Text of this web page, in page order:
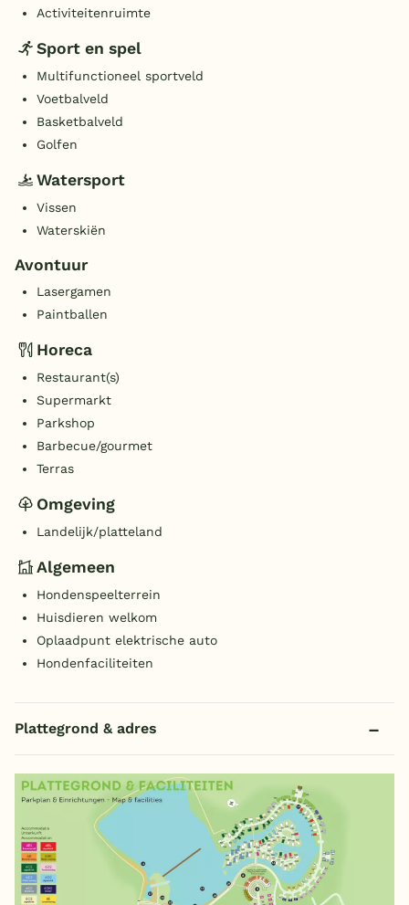
Activiteitenruimte
Sport en spel
Multifunctioneel sportveld
Voetbalveld
Basketbalveld
Golfen
Watersport
Vissen
Waterskiën
Avontuur
Lasergamen
Paintballen
Horeca
Restaurant(s)
Supermarkt
Parkshop
Barbecue/gourmet
Terras
Omgeving
Landelijk/platteland
Algemeen
Hondenspeelterrein
Huisdieren welkom
Oplaadpunt elektrische auto
Hondenfaciliteiten
Plattegrond & adres